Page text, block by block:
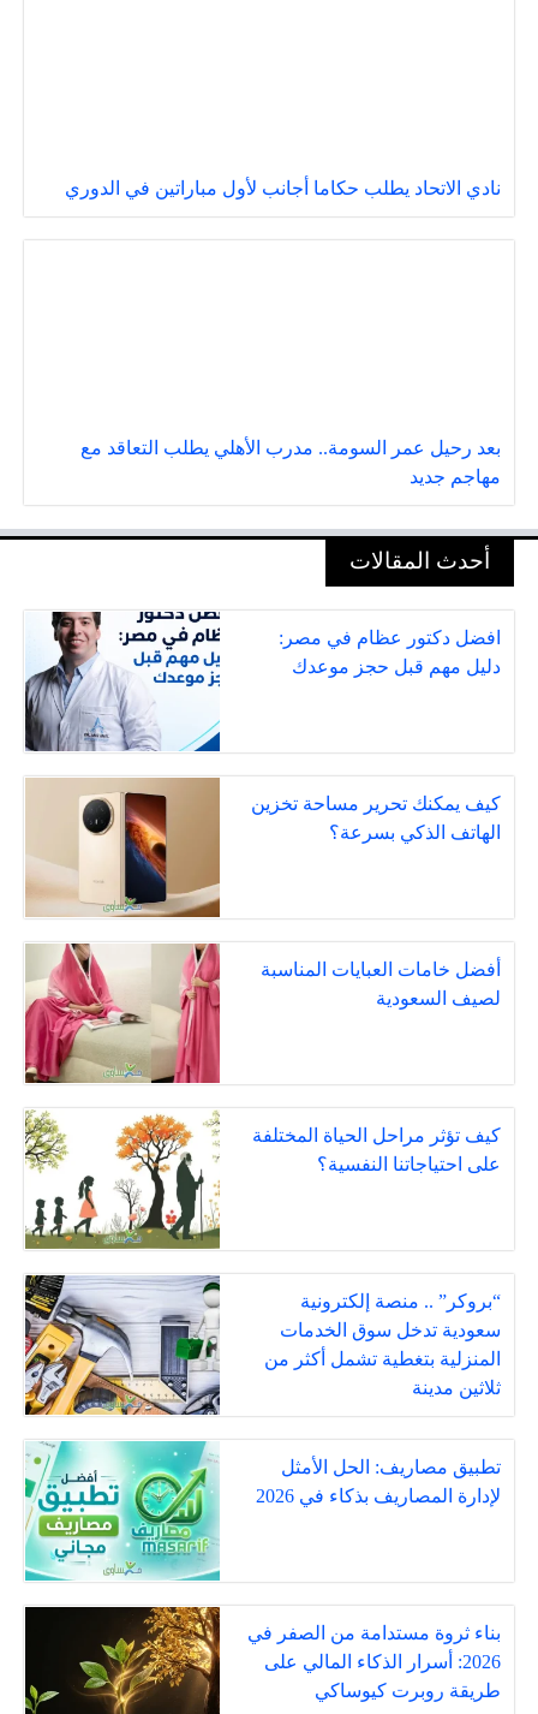
نادي الاتحاد يطلب حكاما أجانب لأول مباراتين في الدوري
بعد رحيل عمر السومة.. مدرب الأهلي يطلب التعاقد مع
مهاجم جديد
أحدث المقالات
افضل دكتور عظام في مصر:
دليل مهم قبل حجز موعدك
كيف يمكنك تحرير مساحة تخزين
الهاتف الذكي بسرعة؟
أفضل خامات العبايات المناسبة
لصيف السعودية
كيف تؤثر مراحل الحياة المختلفة
على احتياجاتنا النفسية؟
“بروكر” .. منصة إلكترونية
سعودية تدخل سوق الخدمات
المنزلية بتغطية تشمل أكثر من
ثلاثين مدينة
تطبيق مصاريف: الحل الأمثل
لإدارة المصاريف بذكاء في 2026
بناء ثروة مستدامة من الصفر في
2026: أسرار الذكاء المالي على
طريقة روبرت كيوساكي